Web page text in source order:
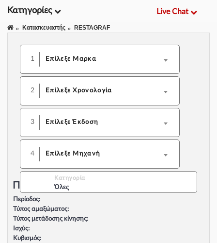
Κατηγορίες Live Chat
Κατασκευαστής RESTAGRAF
1 Επίλεξε Μαρκα
2 Επίλεξε Χρονολογία
3 Επίλεξε Έκδοση
4 Επίλεξε Μηχανή
Κατηγορία
Όλες
Περιγραφή Αυτοκινήτου:
Περίοδος:
Τύπος αμαξώματος:
Τύπος μετάδοσης κίνησης:
Ισχύς:
Κυβισμός: